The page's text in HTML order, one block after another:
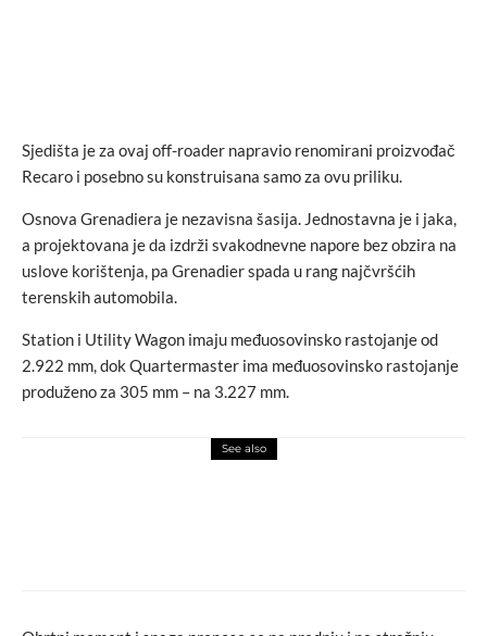
Sjedišta je za ovaj off-roader napravio renomirani proizvođač
Recaro i posebno su konstruisana samo za ovu priliku.
Osnova Grenadiera je nezavisna šasija. Jednostavna je i jaka,
a projektovana je da izdrži svakodnevne napore bez obzira na
uslove korištenja, pa Grenadier spada u rang najčvršćih
terenskih automobila.
Station i Utility Wagon imaju međuosovinsko rastojanje od
2.922 mm, dok Quartermaster ima međuosovinsko rastojanje
produženo za 305 mm – na 3.227 mm.
See also